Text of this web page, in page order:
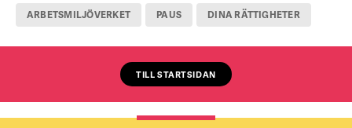
ARBETSMILJÖVERKET PAUS DINA RÄTTIGHETER
TILL STARTSIDAN